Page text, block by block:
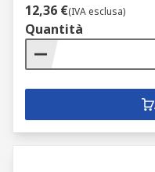
12,36 €(IVA esclusa)
Quantità